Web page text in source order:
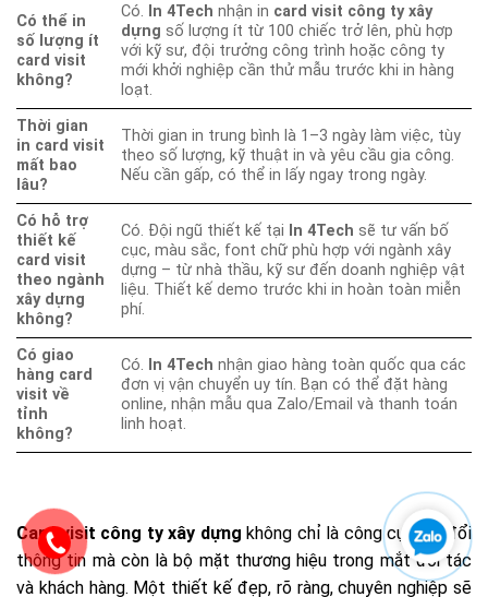
Có thể in
số lượng ít
card visit
không?
Có. In 4Tech nhận in card visit công ty xây
dựng số lượng ít từ 100 chiếc trở lên, phù hợp
với kỹ sư, đội trưởng công trình hoặc công ty
mới khởi nghiệp cần thử mẫu trước khi in hàng
loạt.
Thời gian
in card visit
mất bao
lâu?
Thời gian in trung bình là 1–3 ngày làm việc, tùy
theo số lượng, kỹ thuật in và yêu cầu gia công.
Nếu cần gấp, có thể in lấy ngay trong ngày.
Có hỗ trợ
thiết kế
card visit
theo ngành
xây dựng
không?
Có. Đội ngũ thiết kế tại In 4Tech sẽ tư vấn bố
cục, màu sắc, font chữ phù hợp với ngành xây
dựng – từ nhà thầu, kỹ sư đến doanh nghiệp vật
liệu. Thiết kế demo trước khi in hoàn toàn miễn
phí.
Có giao
hàng card
visit về
tỉnh
không?
Có. In 4Tech nhận giao hàng toàn quốc qua các
đơn vị vận chuyển uy tín. Bạn có thể đặt hàng
online, nhận mẫu qua Zalo/Email và thanh toán
linh hoạt.
Card visit công ty xây dựng không chỉ là công cụ trao đổi
thông tin mà còn là bộ mặt thương hiệu trong mắt đối tác
và khách hàng. Một thiết kế đẹp, rõ ràng, chuyên nghiệp sẽ